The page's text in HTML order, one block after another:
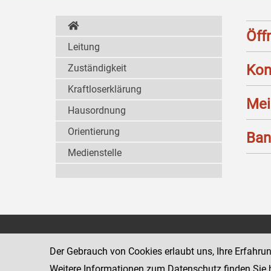
Leitung
Zuständigkeit
Kraftloserklärung
Hausordnung
Orientierung
Medienstelle
Zivilrechtssachen Wien
www.justiz.gv.at/wzl
Der Gebrauch von Cookies erlaubt uns, Ihre